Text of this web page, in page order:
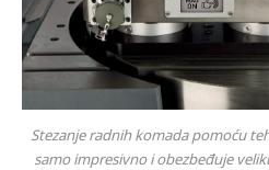
Stezanje radnih komada pomoću
samo impresivno i obezbeđuje